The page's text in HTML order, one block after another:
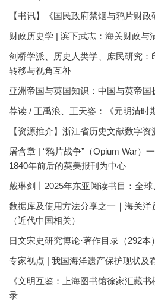
【书讯】《国民政府禁烟与鸦片财政
财政历史学 | 滨下武志：海关财政
剑桥学派、历史人类学、庶民研究
转移与视角互补
亚洲帝国与英国知识：中国与英帝国
荐读 / 王禹浪、王天姿：《元明清时
【资源推介】浙江省历史文献数字资
屠含章 | “鸦片战争”（Opium War
1840年前后的英美报刊为中心
戴琳剑丨2025年东亚阅读书目：全
数据库及使用方法分享之一｜海关
（近代中国相关）
日文宋史研究博论·著作目录（292本）
专家视点 | 我国海洋遗产保护现状及
《文明互鉴：上海图书馆徐家汇藏
录